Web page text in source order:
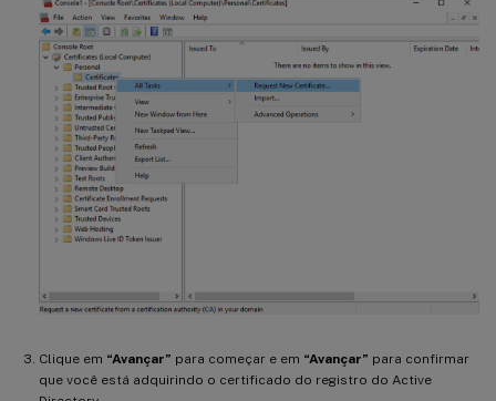
Clique em “Avançar” para começar e em “Avançar” para confirmar
que você está adquirindo o certificado do registro do Active